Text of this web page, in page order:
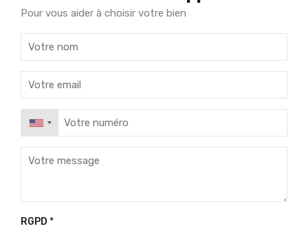
Pour vous aider à choisir votre bien
RGPD *